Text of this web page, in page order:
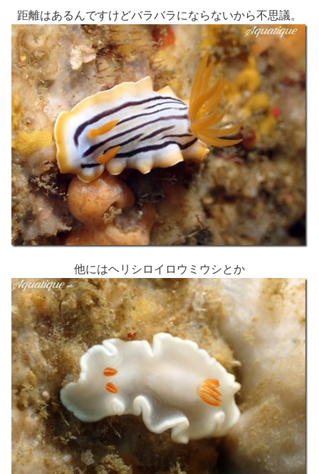
距離はあるんですけどバラバラにならないから不思議。
他にはヘリシロイロウミウシとか